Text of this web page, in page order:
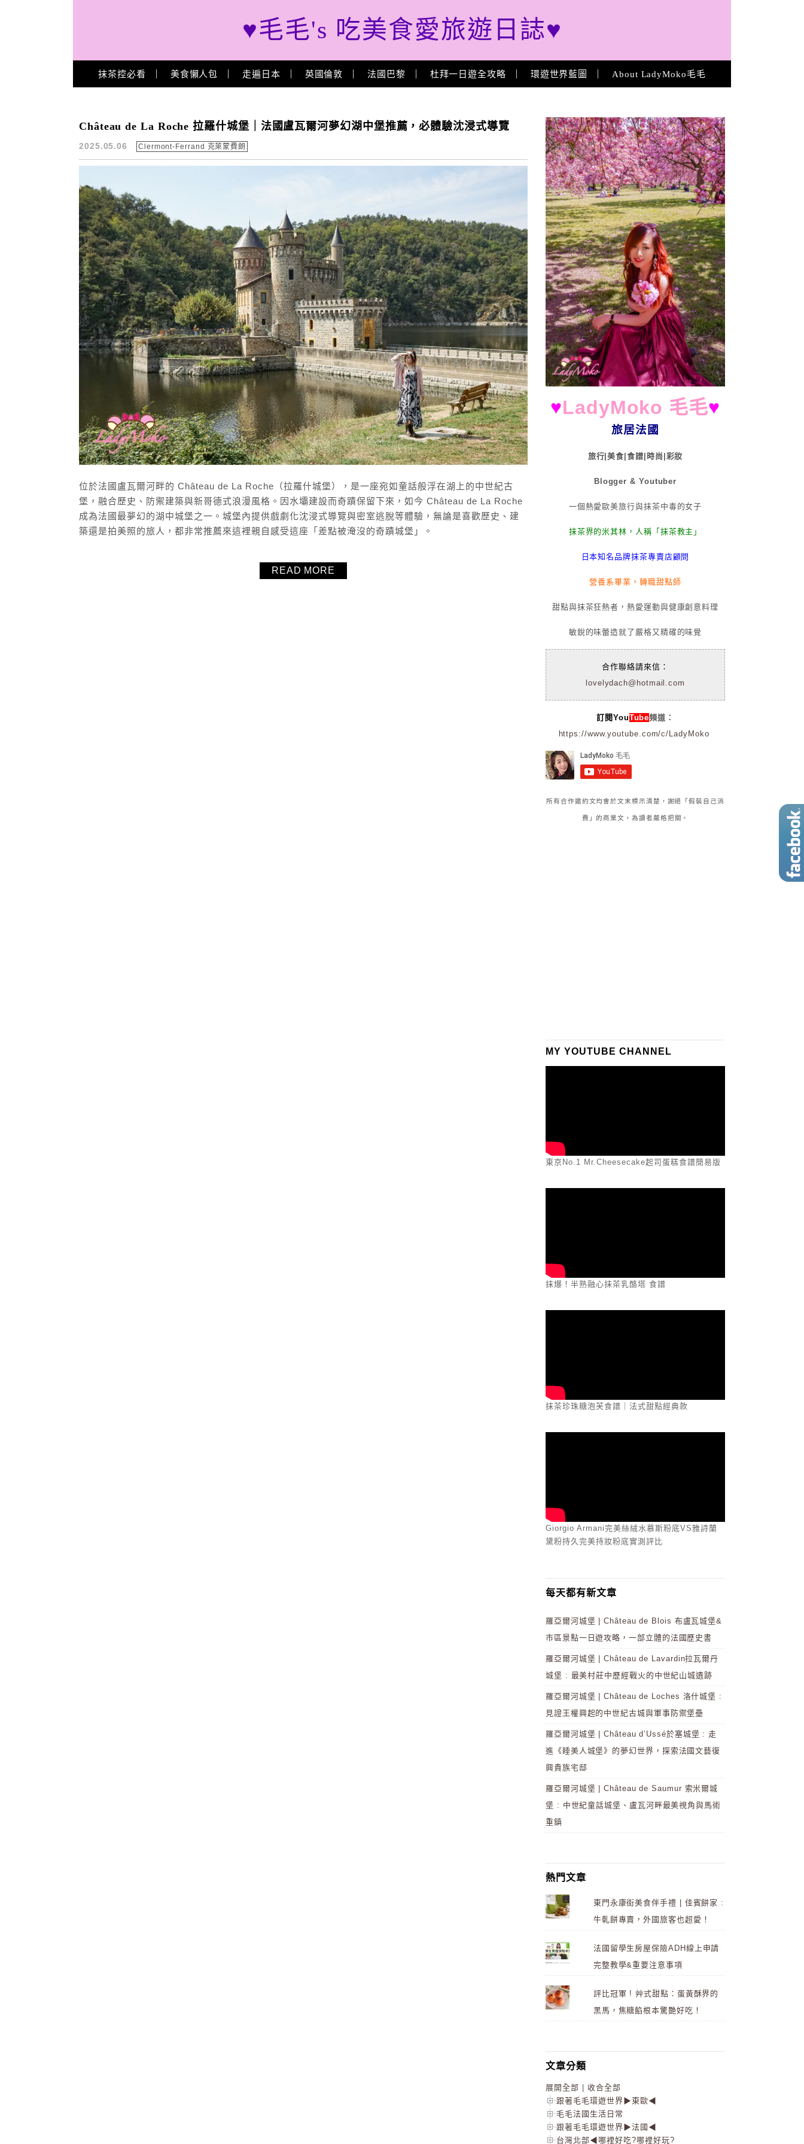
♥毛毛's 吃美食愛旅遊日誌♥
Main Menu
抹茶控必看 美食懶人包 走遍日本 英國倫敦 法國巴黎 杜拜一日遊全攻略 環遊世界藍圖 About LadyMoko毛毛
拉羅什城堡 好玩嗎
Château de La Roche 拉羅什城堡｜法國盧瓦爾河夢幻湖中堡推薦，必體驗沈浸式導覽
2025.05.06 Clermont-Ferrand 克萊蒙費朗
位於法國盧瓦爾河畔的 Château de La Roche（拉羅什城堡），是一座宛如童話般浮在湖上的中世紀古
堡，融合歷史、防禦建築與新哥德式浪漫風格。因水壩建設而奇蹟保留下來，如今 Château de La Roche
成為法國最夢幻的湖中城堡之一。城堡內提供戲劇化沈浸式導覽與密室逃脫等體驗，無論是喜歡歷史、建
築還是拍美照的旅人，都非常推薦來這裡親自感受這座「差點被淹沒的奇蹟城堡」。
READ MORE
About
♥LadyMoko 毛毛♥
旅居法國
旅行|美食|食譜|時尚|彩妝
Blogger & Youtuber
一個熱愛歐美旅行與抹茶中毒的女子
抹茶界的米其林，人稱「抹茶教主」
日本知名品牌抹茶專賣店顧問
營養系畢業，轉職甜點師
甜點與抹茶狂熱者，熱愛運動與健康創意料理
敏銳的味蕾造就了嚴格又精確的味覺
合作聯絡請來信：
lovelydach@hotmail.com
訂閱YouTube頻道：
https://www.youtube.com/c/LadyMoko
所有合作邀約文均會於文末標示清楚，謝絕「假裝自己消
費」的商業文，為讀者嚴格把關。
MY YOUTUBE CHANNEL
東京No.1 Mr.Cheesecake起司蛋糕食譜簡易版
抹爆！半熟融心抹茶乳酪塔 食譜
抹茶珍珠糖泡芙食譜｜法式甜點經典款
Giorgio Armani完美絲絨水慕斯粉底VS雅詩蘭
黛粉持久完美持妝粉底實測評比
每天都有新文章
羅亞爾河城堡 | Château de Blois 布盧瓦城堡&
市區景點一日遊攻略，一部立體的法國歷史書
羅亞爾河城堡 | Château de Lavardin拉瓦爾丹
城堡 : 最美村莊中歷經戰火的中世紀山城遺跡
羅亞爾河城堡 | Château de Loches 洛什城堡 :
見證王權興起的中世紀古城與軍事防禦堡壘
羅亞爾河城堡 | Château d’Ussé於塞城堡 : 走
進《睡美人城堡》的夢幻世界，探索法國文藝復
興貴族宅邸
羅亞爾河城堡 | Château de Saumur 索米爾城
堡 : 中世紀童話城堡、盧瓦河畔最美視角與馬術
重鎮
熱門文章
東門永康街美食伴手禮 | 佳賓餅家 :
牛軋餅專賣，外國旅客也超愛！
法國留學生房屋保險ADH線上申請
完整教學&重要注意事項
評比冠軍 ! 艸式甜點：蛋黃酥界的
黑馬，焦糖餡根本驚艷好吃！
文章分類
展開全部
收合全部
跟著毛毛環遊世界▶東歐◀
毛毛法國生活日常
跟著毛毛環遊世界▶法國◀
台灣北部◀哪裡好吃?哪裡好玩?